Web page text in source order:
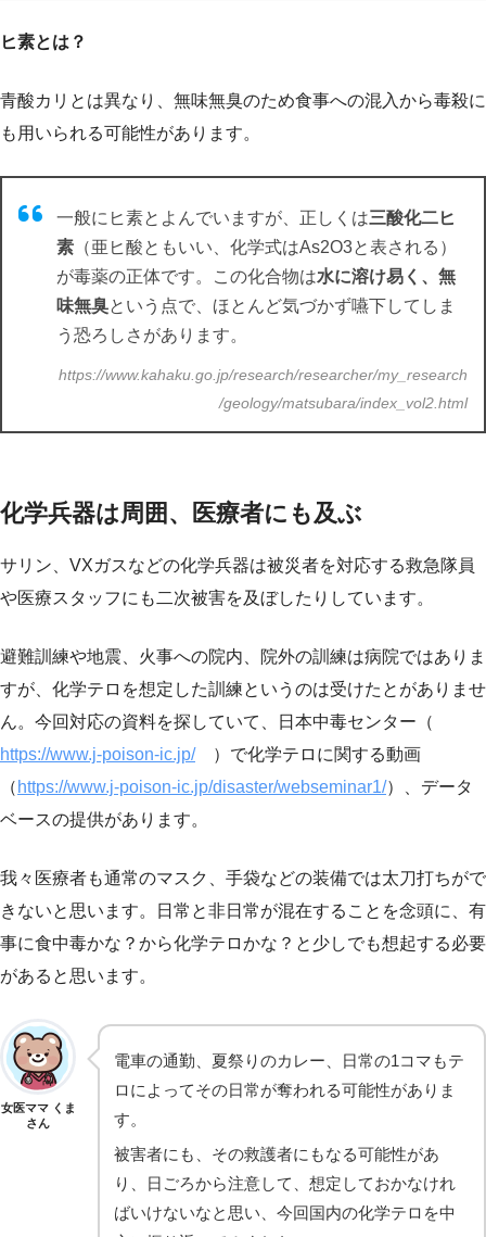
ヒ素とは？
青酸カリとは異なり、無味無臭のため食事への混入から毒殺に
も用いられる可能性があります。
一般にヒ素とよんでいますが、正しくは三酸化二ヒ
素 （亜ヒ酸ともいい、化学式はAs2O3と表される）
が毒薬の正体です。この化合物は水に溶け易く、無
味無臭という点で、ほとんど気づかず嚥下してしま
う恐ろしさがあります。
https://www.kahaku.go.jp/research/researcher/my_research
/geology/matsubara/index_vol2.html
化学兵器は周囲、医療者にも及ぶ
サリン、VXガスなどの化学兵器は被災者を対応する救急隊員
や医療スタッフにも二次被害を及ぼしたりしています。
避難訓練や地震、火事への院内、院外の訓練は病院ではありま
すが、化学テロを想定した訓練というのは受けたとがありませ
ん。今回対応の資料を探していて、日本中毒センター（
https://www.j-poison-ic.jp/）で化学テロに関する動画
（ https://www.j-poison-ic.jp/disaster/webseminar1/）、データ
ベースの提供があります。
我々医療者も通常のマスク、手袋などの装備では太刀打ちがで
きないと思います。日常と非日常が混在することを念頭に、有
事に食中毒かな？から化学テロかな？と少しでも想起する必要
があると思います。
女医ママ くま
さん
電車の通勤、夏祭りのカレー、日常の1コマもテ
ロによってその日常が奪われる可能性がありま
す。
被害者にも、その救護者にもなる可能性があ
り、日ごろから注意して、想定しておかなけれ
ばいけないなと思い、今回国内の化学テロを中